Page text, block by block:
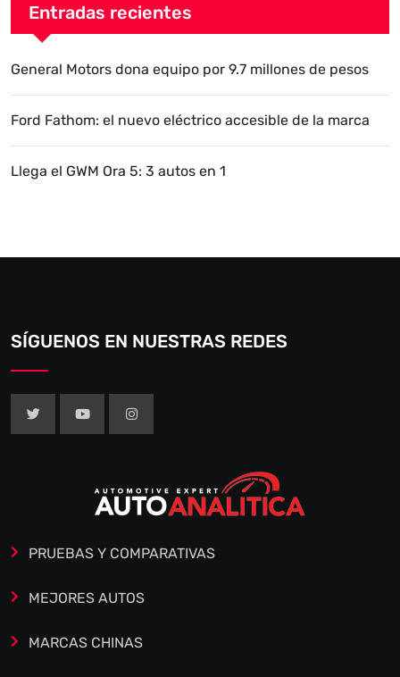
Entradas recientes
General Motors dona equipo por 9.7 millones de pesos
Ford Fathom: el nuevo eléctrico accesible de la marca
Llega el GWM Ora 5: 3 autos en 1
SÍGUENOS EN NUESTRAS REDES
PRUEBAS Y COMPARATIVAS
MEJORES AUTOS
MARCAS CHINAS